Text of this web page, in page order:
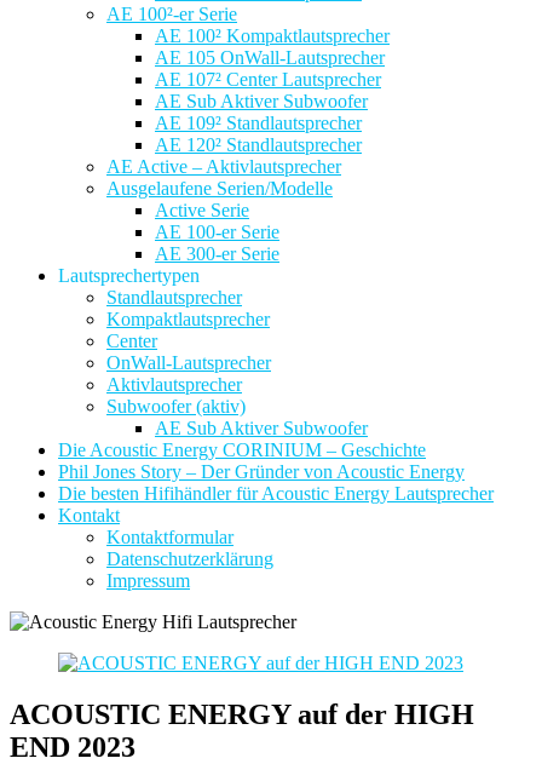
AE 100²-er Serie
AE 100² Kompaktlautsprecher
AE 105 OnWall-Lautsprecher
AE 107² Center Lautsprecher
AE Sub Aktiver Subwoofer
AE 109² Standlautsprecher
AE 120² Standlautsprecher
AE Active – Aktivlautsprecher
Ausgelaufene Serien/Modelle
Active Serie
AE 100-er Serie
AE 300-er Serie
Lautsprechertypen
Standlautsprecher
Kompaktlautsprecher
Center
OnWall-Lautsprecher
Aktivlautsprecher
Subwoofer (aktiv)
AE Sub Aktiver Subwoofer
Die Acoustic Energy CORINIUM – Geschichte
Phil Jones Story – Der Gründer von Acoustic Energy
Die besten Hifihändler für Acoustic Energy Lautsprecher
Kontakt
Kontaktformular
Datenschutzerklärung
Impressum
ACOUSTIC ENERGY auf der HIGH
END 2023